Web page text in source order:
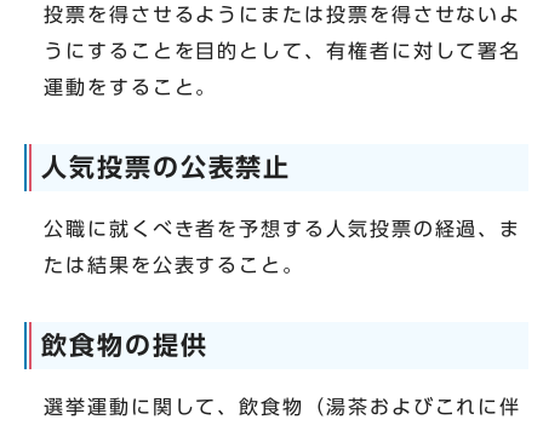
投票を得させるようにまたは投票を得させないよ
うにすることを目的として、有権者に対して署名
運動をすること。
人気投票の公表禁止
公職に就くべき者を予想する人気投票の経過、ま
たは結果を公表すること。
飲食物の提供
選挙運動に関して、飲食物（湯茶およびこれに伴